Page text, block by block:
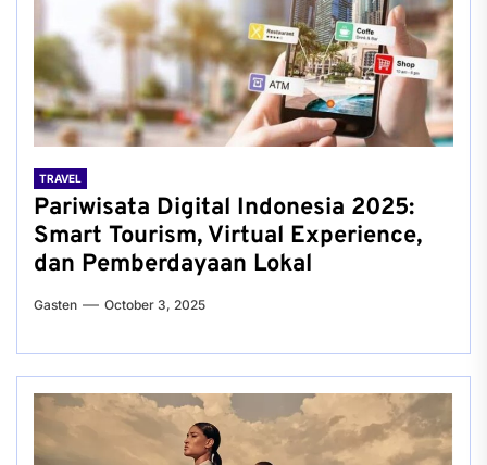
TRAVEL
Pariwisata Digital Indonesia 2025:
Smart Tourism, Virtual Experience,
dan Pemberdayaan Lokal
Gasten October 3, 2025